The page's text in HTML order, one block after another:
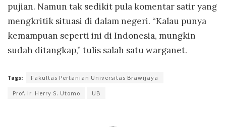
pujian. Namun tak sedikit pula komentar satir yang
mengkritik situasi di dalam negeri. “Kalau punya
kemampuan seperti ini di Indonesia, mungkin
sudah ditangkap,” tulis salah satu warganet.
Tags: Fakultas Pertanian Universitas Brawijaya
Prof. Ir. Herry S. Utomo UB